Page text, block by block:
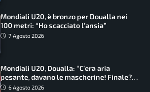
Mondiali U20, è bronzo per Doualla nei
100 metri: “Ho scacciato l’ansia”
7 Agosto 2026
Mondiali U20, Doualla: “C’era aria
pesante, davano le mascherine! Finale?
Non ho nulla da perdere”
6 Agosto 2026